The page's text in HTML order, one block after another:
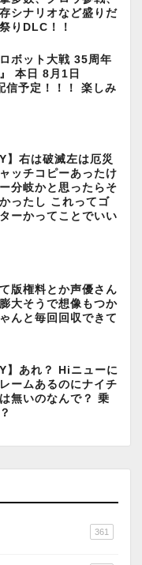
シナリオなど盛りだ
りDLC！！
ロボット大戦 35周年
本日 8月1日
予定！！！ 楽しみ
】右は破滅左は厄災
ッチコピーあったけ
分岐かと思ったらそ
ったし これってゴ
ーかってことでいい
版権料とか声優さん
大そうで想像もつか
んと毎回回収できて
Y】あれ？ Hiニューに
ームあるのにナイチ
無いのなんで？ 乗
361